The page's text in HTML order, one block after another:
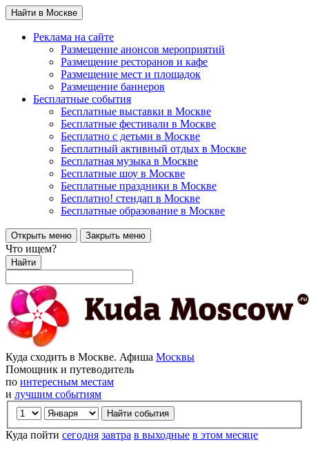
Найти в Москве
Реклама на сайте
Размещение анонсов мероприятий
Размещение ресторанов и кафе
Размещение мест и площадок
Размещение баннеров
Бесплатные события
Бесплатные выставки в Москве
Бесплатные фестивали в Москве
Бесплатно с детьми в Москве
Бесплатный активный отдых в Москве
Бесплатная музыка в Москве
Бесплатные шоу в Москве
Бесплатные праздники в Москве
Бесплатно! стендап в Москве
Бесплатные образование в Москве
Открыть меню Закрыть меню
Что ищем?
Найти
Куда сходить в Москве. Афиша Москвы
Помощник и путеводитель
по интересным местам
и лучшим событиям
Куда пойти сегодня завтра в выходные в этом месяце